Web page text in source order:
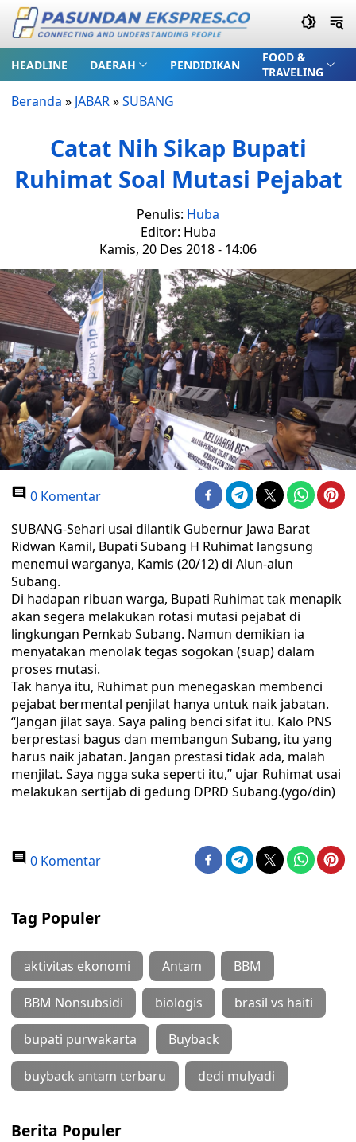
HEADLINE DAERAH PENDIDIKAN
FOOD &
TRAVELING
Beranda » JABAR»SUBANG
Catat Nih Sikap Bupati
Ruhimat Soal Mutasi Pejabat
Penulis: Huba
Editor: Huba
Kamis, 20 Des 2018 - 14:06
0 Komentar
SUBANG-Sehari usai dilantik Gubernur Jawa Barat
Ridwan Kamil, Bupati Subang H Ruhimat langsung
menemui warganya, Kamis (20/12) di Alun-alun
Subang.
Di hadapan ribuan warga, Bupati Ruhimat tak menapik
akan segera melakukan rotasi mutasi pejabat di
lingkungan Pemkab Subang. Namun demikian ia
menyatakan menolak tegas sogokan (suap) dalam
proses mutasi.
Tak hanya itu, Ruhimat pun menegaskan membenci
pejabat bermental penjilat hanya untuk naik jabatan.
“Jangan jilat saya. Saya paling benci sifat itu. Kalo PNS
berprestasi bagus dan membangun Subang, itu yang
harus naik jabatan. Jangan prestasi tidak ada, malah
menjilat. Saya ngga suka seperti itu,” ujar Ruhimat usai
melakukan sertijab di gedung DPRD Subang.(ygo/din)
0 Komentar
Tag Populer
aktivitas ekonomi Antam BBM
BBM Nonsubsidi biologis brasil vs haiti
bupati purwakarta Buyback
buyback antam terbaru dedi mulyadi
Berita Populer